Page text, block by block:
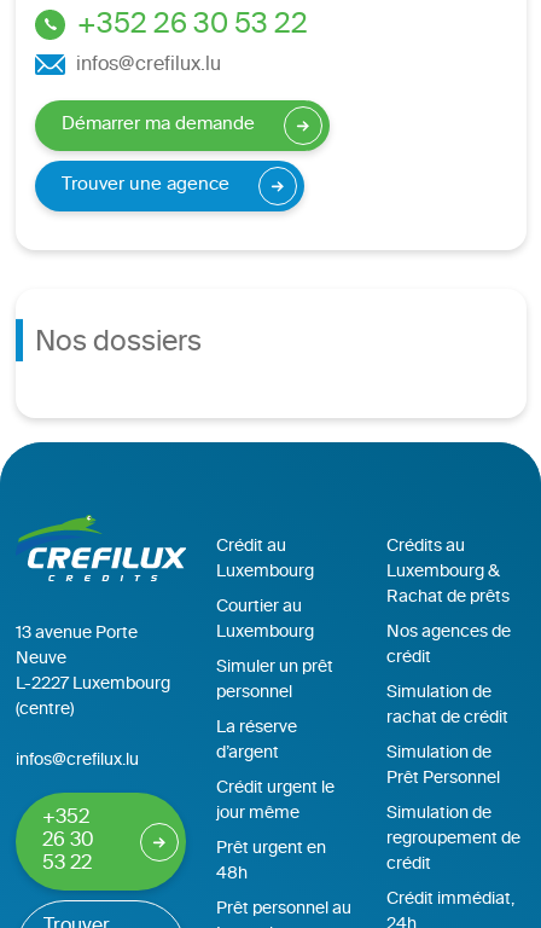
+352 26 30 53 22
infos@crefilux.lu
Démarrer ma demande
Trouver une agence
Nos dossiers
13 avenue Porte
Neuve
L-2227 Luxembourg
(centre)
infos@crefilux.lu
+352
26 30
53 22
Crédit au
Luxembourg
Courtier au
Luxembourg
Simuler un prêt
personnel
La réserve
d’argent
Crédit urgent le
jour même
Prêt urgent en
48h
Prêt personnel au
Crédits au
Luxembourg &
Rachat de prêts
Nos agences de
crédit
Simulation de
rachat de crédit
Simulation de
Prêt Personnel
Simulation de
regroupement de
crédit
Crédit immédiat,